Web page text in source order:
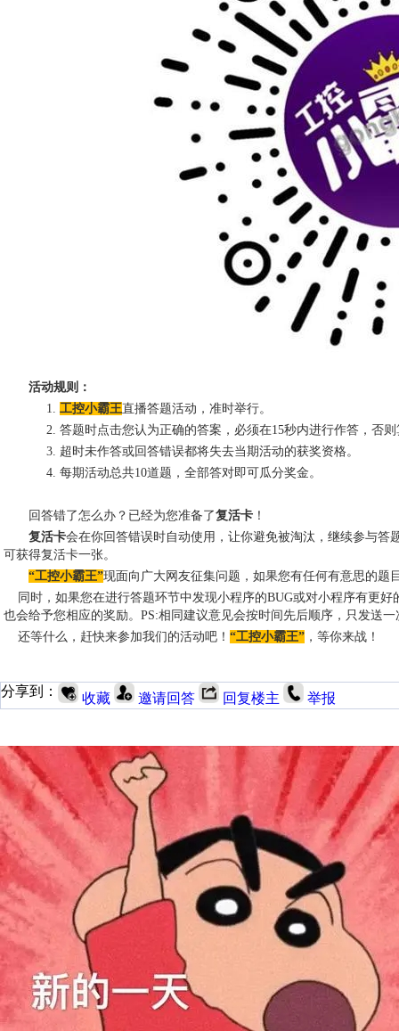
活动规则：
1. 工控小霸王直播答题活动，准时举行。
2. 答题时点击您认为正确的答案，必须在15秒内进行作答，否
3. 超时未作答或回答错误都将失去当期活动的获奖资格。
4. 每期活动总共10道题，全部答对即可瓜分奖金。
回答错了怎么办？已经为您准备了复活卡 ！
复活卡会在你回答错误时自动使用，让你避免被淘汰，继续参与答
可获得复活卡一张。
“工控小霸王”现面向广大网友征集问题，如果您有任何有意思的
同时，如果您在进行答题环节中发现小程序的BUG或对小程序有更
也会给予您相应的奖励。 PS:相同建议意见会按时间先后顺序，只发送一
还等什么，赶快来参加我们的活动吧！ “工控小霸王” ，等你来战！
分享到： 收藏 邀请回答 回复楼主 举报